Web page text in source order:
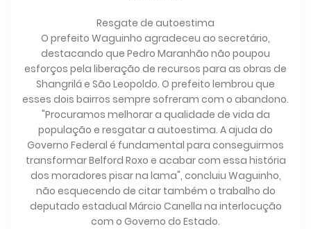
Resgate de autoestima
O prefeito Waguinho agradeceu ao secretário,
destacando que Pedro Maranhão não poupou
esforços pela liberação de recursos para as obras de
Shangrilá e São Leopoldo. O prefeito lembrou que
esses dois bairros sempre sofreram com o abandono.
"Procuramos melhorar a qualidade de vida da
população e resgatar a autoestima. A ajuda do
Governo Federal é fundamental para conseguirmos
transformar Belford Roxo e acabar com essa história
dos moradores pisar na lama", concluiu Waguinho,
não esquecendo de citar também o trabalho do
deputado estadual Márcio Canella na interlocução
com o Governo do Estado.